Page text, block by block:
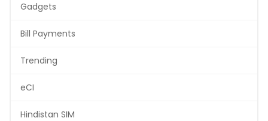
Gadgets
Bill Payments
Trending
eCI
Hindistan SIM